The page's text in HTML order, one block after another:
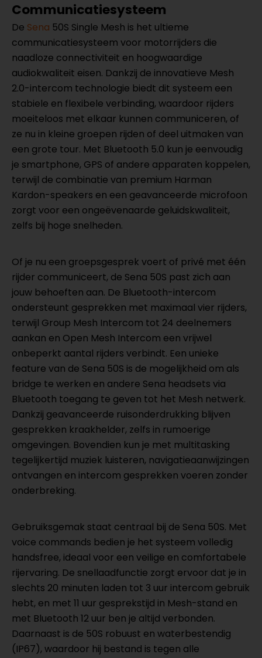
Communicatiesysteem
De Sena 50S Single Mesh is het ultieme
communicatiesysteem voor motorrijders die
naadloze connectiviteit en hoogwaardige
audiokwaliteit eisen. Dankzij de innovatieve Mesh
2.0-intercom technologie biedt dit systeem een
stabiele en flexibele verbinding, waardoor rijders
moeiteloos met elkaar kunnen communiceren, of
ze nu in kleine groepen rijden of deel uitmaken van
een grote tour. Met Bluetooth 5.0 kun je eenvoudig
je smartphone, GPS of andere apparaten koppelen,
terwijl de combinatie van premium Harman
Kardon-speakers en een geavanceerde microfoon
zorgt voor een ongeëvenaarde geluidskwaliteit,
zelfs bij hoge snelheden.
Of je nu een groepsgesprek voert of privé met één
rijder communiceert, de Sena 50S past zich aan
jouw behoeften aan. De Bluetooth-intercom
ondersteunt gesprekken met maximaal vier rijders,
terwijl Group Mesh Intercom tot 24 deelnemers
aankan en Open Mesh Intercom een vrijwel
onbeperkt aantal rijders verbindt. Een unieke
feature van de Sena 50S is de mogelijkheid om als
bridge te werken en andere Sena headsets via
Bluetooth toegang te geven tot het Mesh netwerk.
Dankzij geavanceerde ruisonderdrukking blijven
gesprekken kraakhelder, zelfs in rumoerige
omgevingen. Bovendien kun je met multitasking
tegelijkertijd muziek luisteren, navigatieaanwijzingen
ontvangen en intercom gesprekken voeren zonder
onderbreking.
Gebruiksgemak staat centraal bij de Sena 50S. Met
voice commands bedien je het systeem volledig
handsfree, ideaal voor een veilige en comfortabele
rijervaring. De snellaadfunctie zorgt ervoor dat je in
slechts 20 minuten laden tot 3 uur intercom gebruik
hebt, en met 11 uur gesprekstijd in Mesh-stand en
met Bluetooth 12 uur ben je altijd verbonden.
Daarnaast is de 50S robuust en waterbestendig
(IP67), waardoor hij bestand is tegen alle